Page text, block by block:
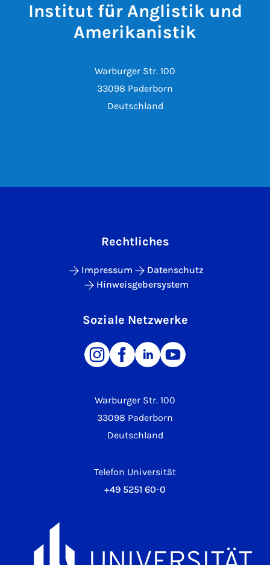
Institut für Anglistik und
Amerikanistik
Warburger Str. 100
33098 Paderborn
Deutschland
Warburger Str. 100
33098 Paderborn
Deutschland
Telefon Universität
+49 5251 60-0
Rechtliches
Impressum
Datenschutz
Hinweisgebersystem
Soziale Netzwerke